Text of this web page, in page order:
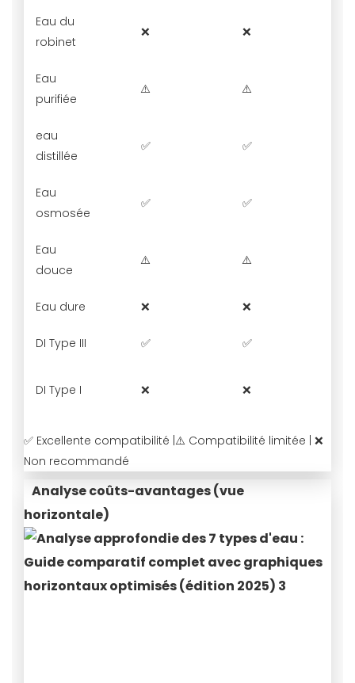
Eau du
robinet
❌ ❌
Eau
purifiée
⚠️ ⚠️
eau
distillée
✅ ✅
Eau
osmosée
✅ ✅
Eau
douce
⚠️ ⚠️
Eau dure ❌ ❌
DI Type III ✅ ✅
DI Type I ❌ ❌
✅ Excellente compatibilité | ⚠️ Compatibilité limitée | ❌
Non recommandé
Analyse coûts-avantages (vue
horizontale)